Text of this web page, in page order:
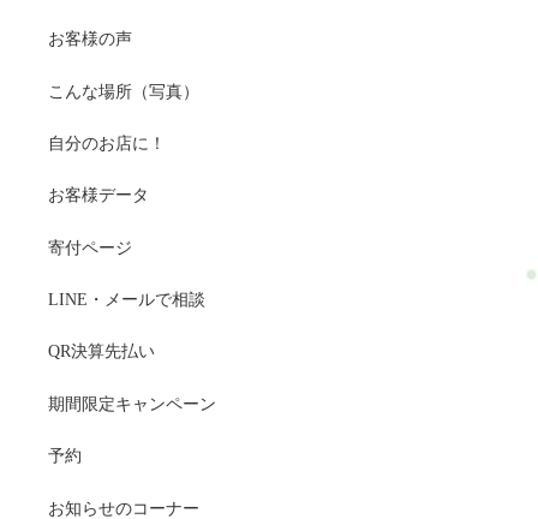
お客様の声
こんな場所（写真）
自分のお店に！
お客様データ
寄付ページ
LINE・メールで相談
QR決算先払い
期間限定キャンペーン
予約
お知らせのコーナー